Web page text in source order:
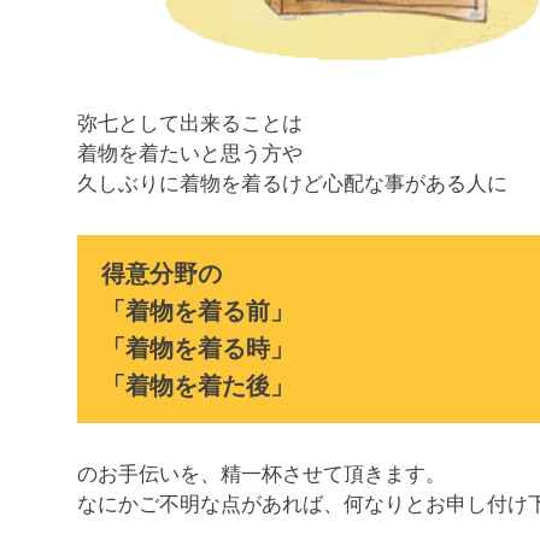
弥七として出来ることは
着物を着たいと思う方や
久しぶりに着物を着るけど心配な事がある人に
得意分野の
「着物を着る前」
「着物を着る時」
「着物を着た後」
のお手伝いを、精一杯させて頂きます。
なにかご不明な点があれば、何なりとお申し付け